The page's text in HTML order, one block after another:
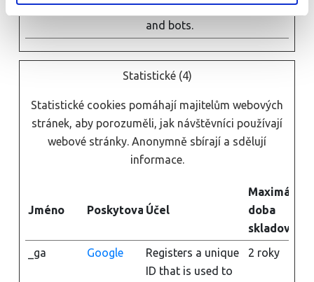
between humans
and bots.
Statistické (4)
Statistické cookies pomáhají majitelům webových
stránek, aby porozuměli, jak návštěvníci používají
webové stránky. Anonymně sbírají a sdělují
informace.
Jméno PoskytovatelÚčel
Maximální
doba
skladování
_ga
Google
Registers a unique
ID that is used to
2 roky